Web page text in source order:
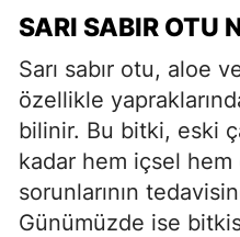
SARI SABIR OTU
Sarı sabır otu, aloe
özellikle
bilinir. Bu bitki, eski
kadar hem içsel hem
sorunlarının
Günümüzde ise